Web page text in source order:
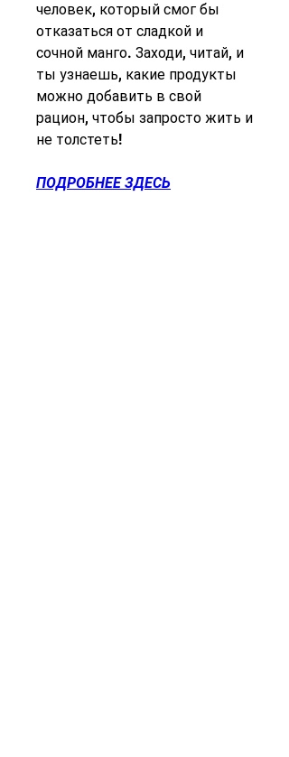
человек, который смог бы
отказаться от сладкой и
сочной манго. Заходи, читай, и
ты узнаешь, какие продукты
можно добавить в свой
рацион, чтобы запросто жить и
не толстеть!
ПОДРОБНЕЕ ЗДЕСЬ